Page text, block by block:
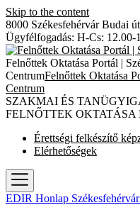
Skip to the content
8000 Székesfehérvár Budai
Ügyfélfogadás: H-Cs: 12.00-
Felnőttek Oktatása Portál |
CentrumFelnőttek Oktatása
Centrum
SZAKMAI ÉS
FELNŐTTEK OKTATÁSA
Érettségi felkészítő
Elérhetőségek
EDIR Honlap